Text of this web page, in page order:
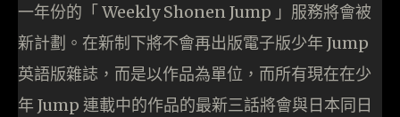
一年份的「 Weekly Shonen Jump 」服務將會被
新計劃。在新制下將不會再出版電子版少年 Jump
英語版雜誌，而是以作品為單位，而所有現在在少
年 Jump 連載中的作品的最新三話將會與日本同日